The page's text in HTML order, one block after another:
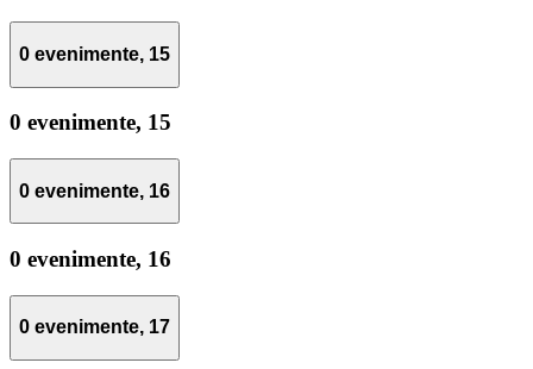
0 evenimente, 15
0 evenimente, 15
0 evenimente, 16
0 evenimente, 16
0 evenimente, 17